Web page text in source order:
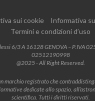
sui cookie
Informativa
Termini e condizioni d’uso
6/3 A 16128 GENOVA – P.IVA
02512190998
@2025 - All Right Reserved.
marchio registrato che
dedicate allo spazio,
scientifica. Tutti i diritti riservati.